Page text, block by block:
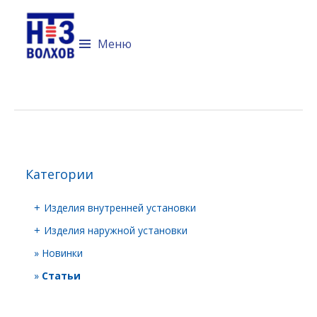
Меню
Категории
+ Изделия внутренней установки
+ Изделия наружной установки
Новинки
Статьи